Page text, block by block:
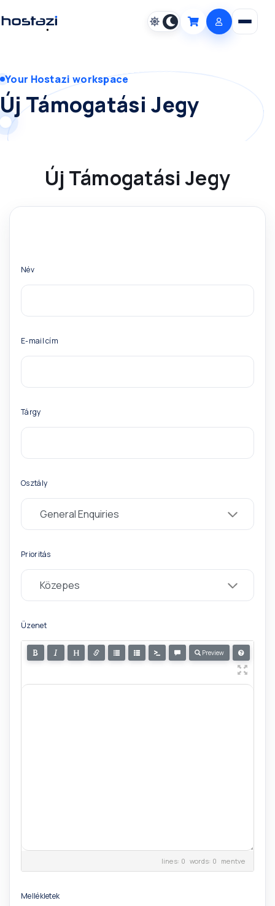
Cart Open
Your Hostazi workspace
Új Támogatási Jegy
Új Támogatási Jegy
Név
E-mail cím
Tárgy
Osztály
Prioritás
Üzenet
Preview
lines: 0 words: 0 mentve
Mellékletek